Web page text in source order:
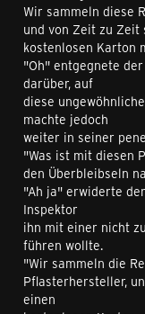
Wir sammeln diese
und von Zeit zu
kostenlosen Karton
"Oh" entgegnete
darüber, auf
diese
machte jedoch
weiter in seiner
"Was ist mit diesen
den Überbleibseln
"Ah ja" erwiderte
Inspektor
ihn mit einer nicht
führen wollte.
"Wir sammeln die
Pflasterhersteller,
einen